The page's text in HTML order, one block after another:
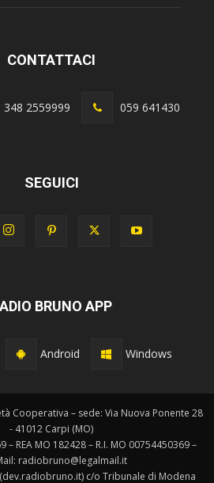
CONTATTACI
348 2559999 059 641430
SEGUICI
BRUNO APP
Android Windows
Cooperativa – sede: Via Nuova Ponente 28
- 41012 Carpi (MO)
– REA MO 182428 – R.I. MO 00754450369 –
radiobruno@legalmail.it
c/o Tribunale di Modena